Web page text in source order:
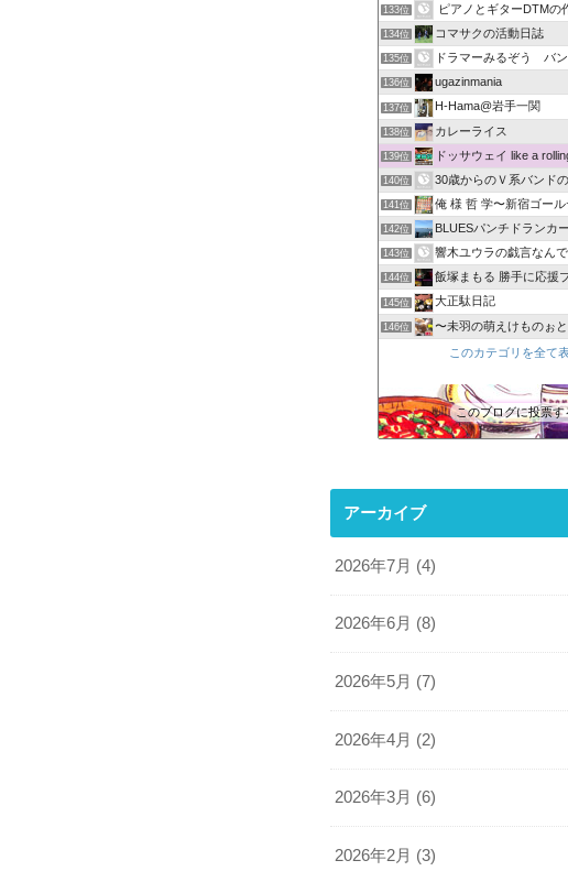
133位 ピアノとギターDTMの
134位 コマサクの活動日誌
135位 ドラマーみるぞう バンドや
136位 ugazinmania
137位 H-Hama@岩手一関
138位 カレーライス
139位 ドッサウェイ like a
140位 30歳からのＶ系バンド
141位 俺 様 哲 学〜新宿ゴー
142位 BLUESパンチドランカー
143位 響木ユウラの戯言なん
144位 飯塚まもる 勝手に応援
145位 大正駄日記
146位 〜未羽の萌えけものぉ
このカテゴリを全て
このブログに投票す
アーカイブ
2026年7月 (4)
2026年6月 (8)
2026年5月 (7)
2026年4月 (2)
2026年3月 (6)
2026年2月 (3)